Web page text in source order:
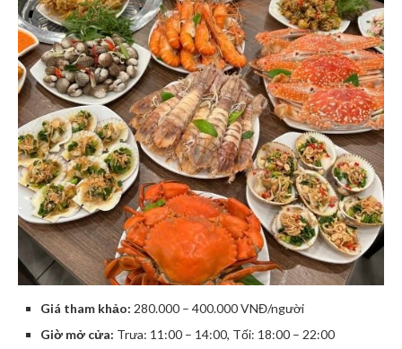
Giá tham khảo: 280.000 – 400.000 VNĐ/người
Giờ mở cửa: Trưa: 11:00 – 14:00, Tối: 18:00 – 22:00